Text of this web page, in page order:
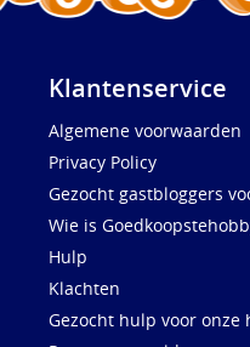
Klantenservice
Algemene voorwaarden
Privacy Policy
Gezocht gastbloggers
Wie is
Hulp
Klachten
Gezocht hulp voor onze